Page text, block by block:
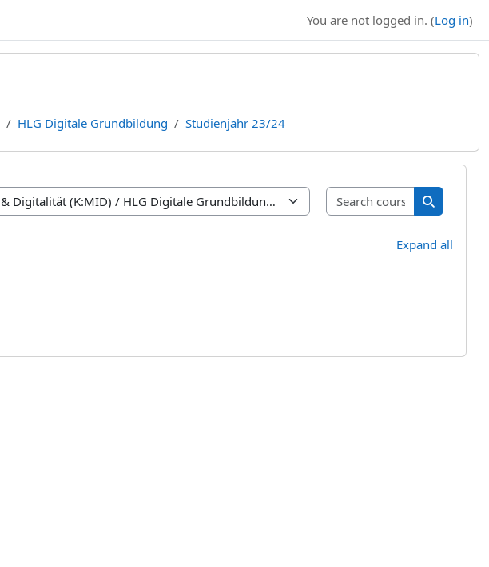
You are not logged in. (Log in)
HLG Digitale Grundbildung Studienjahr 23/24
Search
Search
Expand all